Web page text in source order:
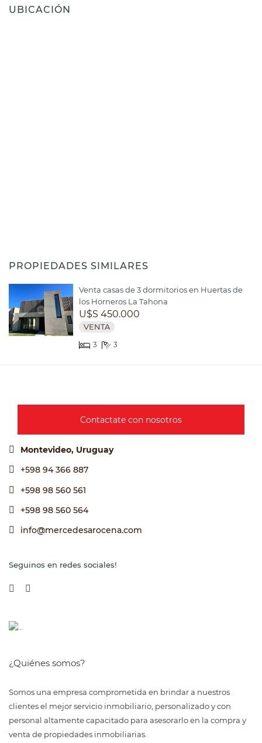
UBICACIÓN
PROPIEDADES SIMILARES
Venta casas de 3 dormitorios en Huertas de
los Horneros La Tahona
U$S 450.000
VENTA
3 3
Contactate con nosotros
Montevideo, Uruguay
+598 94 366 887
+598 98 560 561
+598 98 560 564
info@mercedesarocena.com
Seguinos en redes sociales!
¿Quiénes somos?
Somos una empresa comprometida en brindar a nuestros
clientes el mejor servicio inmobiliario, personalizado y con
personal altamente capacitado para asesorarlo en la compra y
venta de propiedades inmobiliarias.